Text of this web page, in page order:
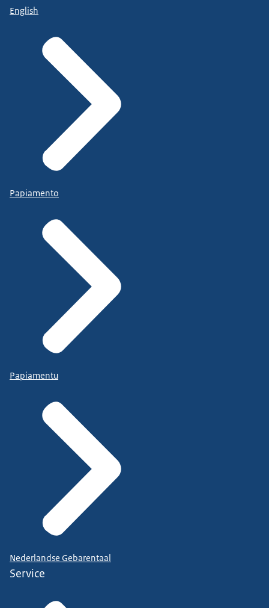
English
Papiamento
Papiamentu
Nederlandse Gebarentaal
Service